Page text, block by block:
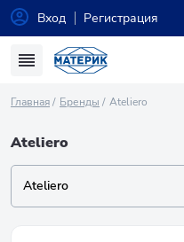
Вход Регистрация
Главная Бренды Ateliero
Ateliero
Ateliero